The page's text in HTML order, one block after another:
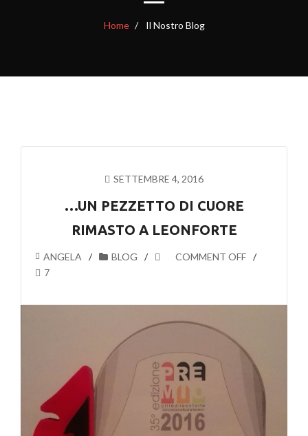
Home Il Nostro Blog
SETTEMBRE 4, 2016
…UN PEZZETTO DI CUORE
RIMASTO A LEONFORTE
ANGELA BLOG
COMMENT OFF
7